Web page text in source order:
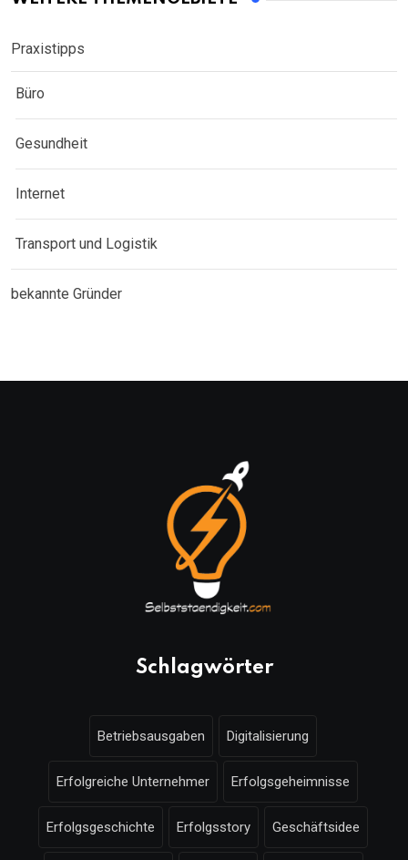
Praxistipps
Büro
Gesundheit
Internet
Transport und Logistik
bekannte Gründer
Schlagwörter
Betriebsausgaben Digitalisierung
Erfolgreiche Unternehmer Erfolgsgeheimnisse
Erfolgsgeschichte Erfolgsstory Geschäftsidee